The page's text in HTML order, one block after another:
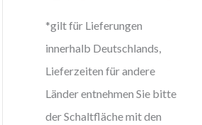
*gilt für Lieferungen
innerhalb Deutschlands,
Lieferzeiten für andere
Länder entnehmen Sie bitte
der Schaltfläche mit den